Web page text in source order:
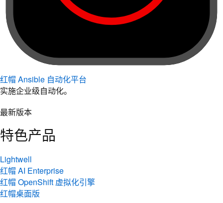
红帽 Ansible 自动化平台
实施企业级自动化。
最新版本
特色产品
Lightwell
红帽 AI Enterprise
红帽 OpenShift 虚拟化引擎
红帽桌面版